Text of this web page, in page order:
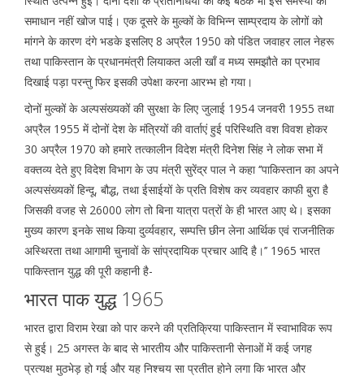
समाधान नहीं खोज पाई। एक दूसरे के मुल्कों के विभिन्न साम्प्रदाय के लोगों को
मांगने के कारण दंगे भडके इसलिए 8 अप्रैल 1950 को पंडित जवाहर लाल नेहरू
तथा पाकिस्तान के प्रधानमंत्री लियाकत अली खाँ व मध्य समझौते का प्रभाव
दिखाई पड़ा परन्तु फिर इसकी उपेक्षा करना आरभ्भ हो गया।
दोनों मुल्कों के अल्पसंख्यकों की सुरक्षा के लिए जुलाई 1954 जनवरी 1955 तथा
अप्रैल 1955 में दोनों देश के मंत्रियों की वार्ताएं हुई परिस्थिति वश विवश होकर
30 अप्रैल 1970 को हमारे तत्कालीन विदेश मंत्री दिनेश सिंह ने लोक सभा में
वक्तव्य देते हुए विदेश विभाग के उप मंत्री सुरेंद्र पाल ने कहा ‘’पाकिस्तान का अपने
अल्पसंख्यकों हिन्दू, बौद्ध, तथा ईसाईयों के प्रति विशेष कर व्यवहार काफी बुरा है
जिसकी वजह से 26000 लोग तो बिना यात्रा पत्रों के ही भारत आए थे। इसका
मुख्य कारण इनके साथ किया दुर्व्यवहार, सम्पत्ति छीन लेना आर्थिक एवं राजनीतिक
अस्थिरता तथा आगामी चुनावों के सांप्रदायिक प्रचार आदि है।’’ 1965 भारत
पाकिस्तान युद्ध की पूरी कहानी है-
भारत पाक युद्ध 1965
भारत द्वारा विराम रेखा को पार करने की प्रतिक्रिया पाकिस्तान में स्वाभाविक रूप
से हुई। 25 अगस्त के बाद से भारतीय और पाकिस्तानी सेनाओं में कई जगह
प्रत्यक्ष मुठभेड़ हो गई और यह निश्चय सा प्रतीत होने लगा कि भारत और